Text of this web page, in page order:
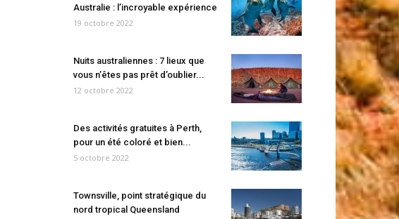
Australie : l’incroyable expérience
19 octobre 2022
Nuits australiennes : 7 lieux que
vous n’êtes pas prêt d’oublier...
12 octobre 2022
Des activités gratuites à Perth,
pour un été coloré et bien...
5 octobre 2022
Townsville, point stratégique du
nord tropical Queensland